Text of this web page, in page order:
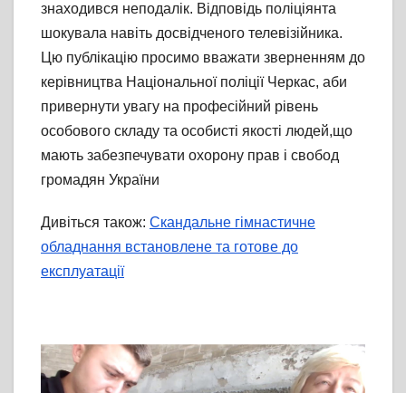
знаходився неподалік. Відповідь поліціянта
шокувала навіть досвідченого телевізійника.
Цю публікацію просимо вважати зверненням до
керівництва Національної поліції Черкас, аби
привернути увагу на професійний рівень
особового складу та особисті якості людей,що
мають забезпечувати охорону прав і свобод
громадян України
Дивіться також: Скандальне гімнастичне
обладнання встановлене та готове до
експлуатації